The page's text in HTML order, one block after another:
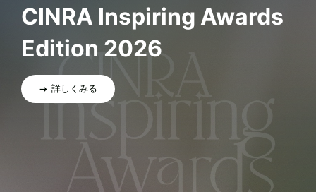
CINRA Inspiring Awards
Edition 2026
詳しくみる